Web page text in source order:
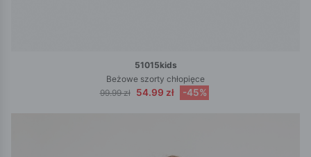
51015kids
Beżowe szorty chłopięce
99.99 zł
54.99 zł -45%